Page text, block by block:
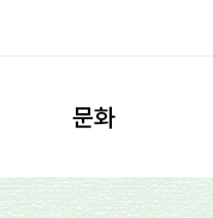
문화
공연/전시